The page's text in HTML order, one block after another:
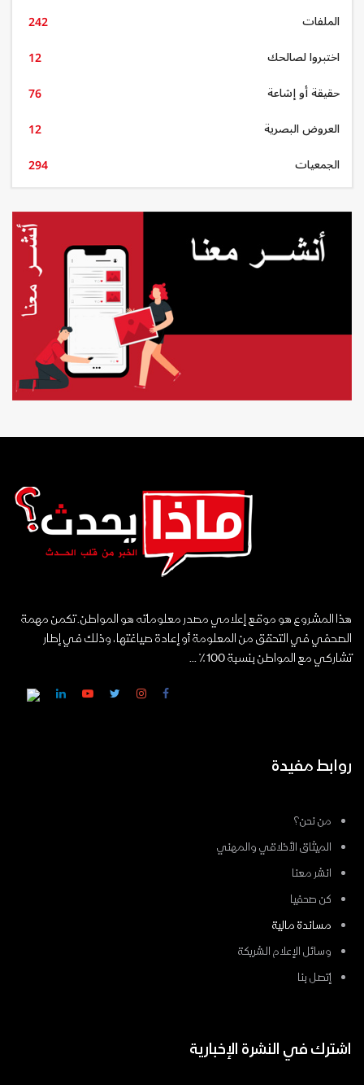
الملفات
242
اختبروا لصالحك
12
حقيقة أو إشاعة
76
العروض البصرية
12
الجمعيات
294
هذا المشروع هو موقع إعلامي مصدر معلوماته هو المواطن. تكمن مهمة
الصحفي في التحقق من المعلومة أو إعادة صياغتها، وذلك في إطار
تشاركي مع المواطن بنسبة 100٪ ...
روابط مفيدة
من نحن؟
الميثاق الأخلاقي والمهني
انشر معنا
كن صحفيا
مساندة مالية
وسائل الإعلام الشريكة
إتصل بنا
اشترك في النشرة الإخبارية